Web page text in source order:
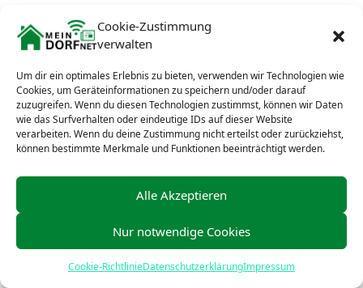
Cookie-Zustimmung
verwalten
Um dir ein optimales Erlebnis zu bieten, verwenden wir Technologien wie
Cookies, um Geräteinformationen zu speichern und/oder darauf
zuzugreifen. Wenn du diesen Technologien zustimmst, können wir Daten
wie das Surfverhalten oder eindeutige IDs auf dieser Website
verarbeiten. Wenn du deine Zustimmung nicht erteilst oder zurückziehst,
können bestimmte Merkmale und Funktionen beeinträchtigt werden.
Alle Akzeptieren
Nur notwendige Cookies
Cookie-RichtlinieDatenschutzerklärungImpressum
Wenn Sie diese Website benutzen, werden
verschiedene personenbezogene Daten erhoben.
Personenbezogene Daten sind Daten, mit denen Sie
persönlich identifiziert werden können. Die
vorliegende Datenschutzerklärung erläutert, welche
Daten wir erheben und wofür wir sie nutzen. Sie
erläutert auch, wie und zu welchem Zweck das
geschieht.
im Internet (z. B. bei der Kommunikation per E-Mail)
Sicherheitslücken aufweisen kann. Ein lückenloser
Schutz der Daten vor dem Zugriff durch Dritte ist